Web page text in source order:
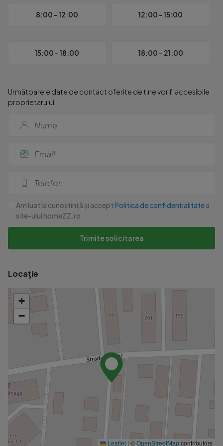
8:00 - 12:00 12:00 - 15:00
15:00 - 18:00 18:00 - 21:00
Următoarele date de contact oferite de tine vor fi accesibile
proprietarului:
Am luat la cunoștință și acceptPolitica de confidențialitatea
site-ului homeZZ.ro
Trimite solicitarea
Locație
+
−
Leaflet | ©OpenStreetMapcontributors